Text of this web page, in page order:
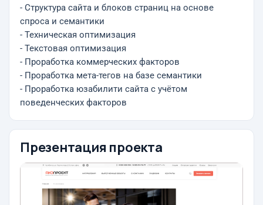
- Структура сайта и блоков страниц на основе
спроса и семантики
- Техническая оптимизация
- Текстовая оптимизация
- Проработка коммерческих факторов
- Проработка мета-тегов на базе семантики
- Проработка юзабилити сайта с учётом
поведенческих факторов
Презентация проекта